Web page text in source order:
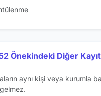
Önekindeki Diğer
aynı kişi veya kurumla